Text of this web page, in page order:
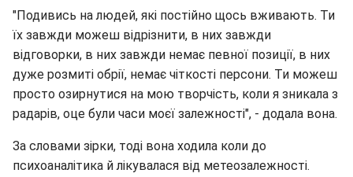
"Подивись на людей, які постійно щось вживають. Ти
їх завжди можеш відрізнити, в них завжди
відговорки, в них завжди немає певної позиції, в них
дуже розмиті обрії, немає чіткості персони. Ти можеш
просто озирнутися на мою творчість, коли я зникала з
радарів, оце були часи моєї залежності", - додала вона.
За словами зірки, тоді вона ходила коли до
психоаналітика й лікувалася від метеозалежності.